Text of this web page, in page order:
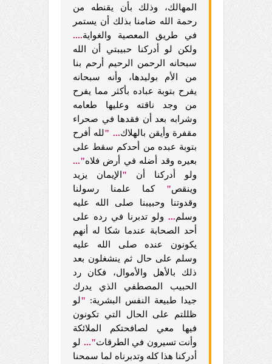
المهالك، وذلك بأن يقنطه من
رحمة الله ضامنا بذلك أن يستمر
في طريق المعصية والغواية....
ولكن لو أدركنا حبيبتي أن الله
سبحانه الرحمن الرحيم أرحم بنا
من الأم بوليدها، وأنه سبحانه
يفرح بتوبة عباده بأكثر مما يفرح
من وجد ناقته وعليها طعامه
وشرابه بعد أن فقدها في صحراء
مقفرة وأيقن بالهلاك...
"لله أفرح
بتوبة عبده من أحدكم سقط على
بعيره وقد أضله في أرض فلاه"...
ولو أدركنا أن
" الإيمان يزيد
وينقص"
كما علمنا رسولنا
وقدوتنا وحبيبنا صلى الله عليه
وسلم... ولو تدبرنا في رده على
أحد الصحابة عندما شكا له أنهم
يكونون عنده صلى الله عليه
وسلم على حال ثم ينشغلون بعد
ذلك بالأهل والأموال، فكان رد
الحبيب المصطفي الذي يدرك
جيدا طبيعة النفس البشرية: "لو
ظللتم على الحال التي تكونون
فيها معي لصافحتكم الملائكة
وأنت تسيرون في الطرقات"... لو
أدركنا هذا كله وتدبرناه لما سمحنا